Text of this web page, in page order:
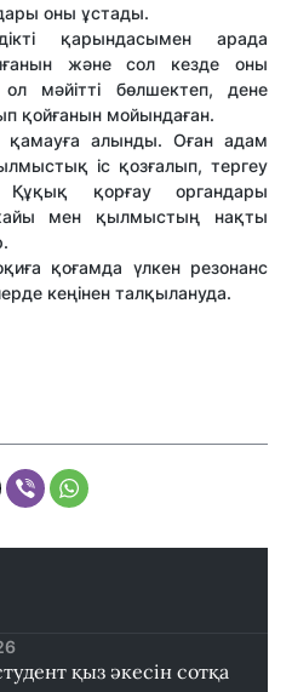
оны ұстады.
қарындасымен арада
және сол кезде оны
ол мәйітті бөлшектеп, дене
қойғанын мойындаған.
қамауға алынды. Оған адам
іс қозғалып, тергеу
Құқық қорғау органдары
мен қылмыстың нақты
қоғамда үлкен резонанс
кеңінен талқылануда.
қыз әкесін сотқа